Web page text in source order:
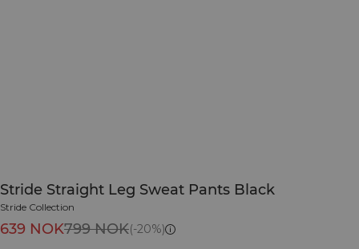
Stride Straight Leg Sweat Pants Black
Stride Collection
639 NOK799 NOK(-20%)